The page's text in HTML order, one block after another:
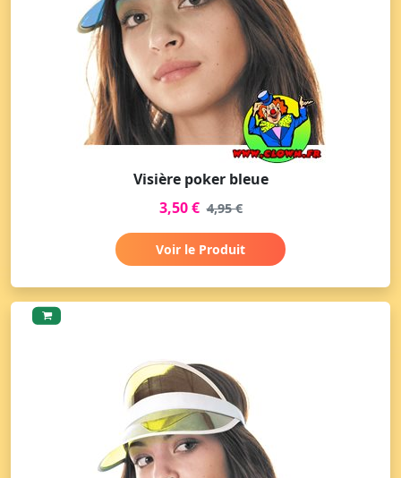
Visière poker bleue
3,50 € 4,95 €
Voir le Produit